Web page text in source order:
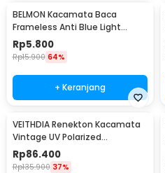
BELMON Kacamata Baca
Frameless Anti Blue Light
Reading Plus 1 - 641
Rp5.800
Rp15.900 64%
+ Keranjang
VEITHDIA Renekton Kacamata
Vintage UV Polarized
Sunglasses - 2462
Rp86.400
Rp135.900 37%